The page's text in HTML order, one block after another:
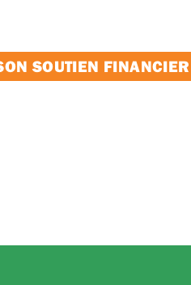
SOUTIEN FINANCIER